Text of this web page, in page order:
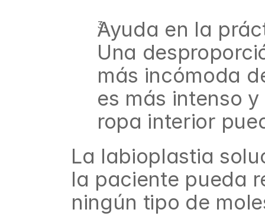
Ayuda en la
Una
más incómoda
es más intenso
ropa interior
La labioplastia
la paciente pueda
ningún tipo de